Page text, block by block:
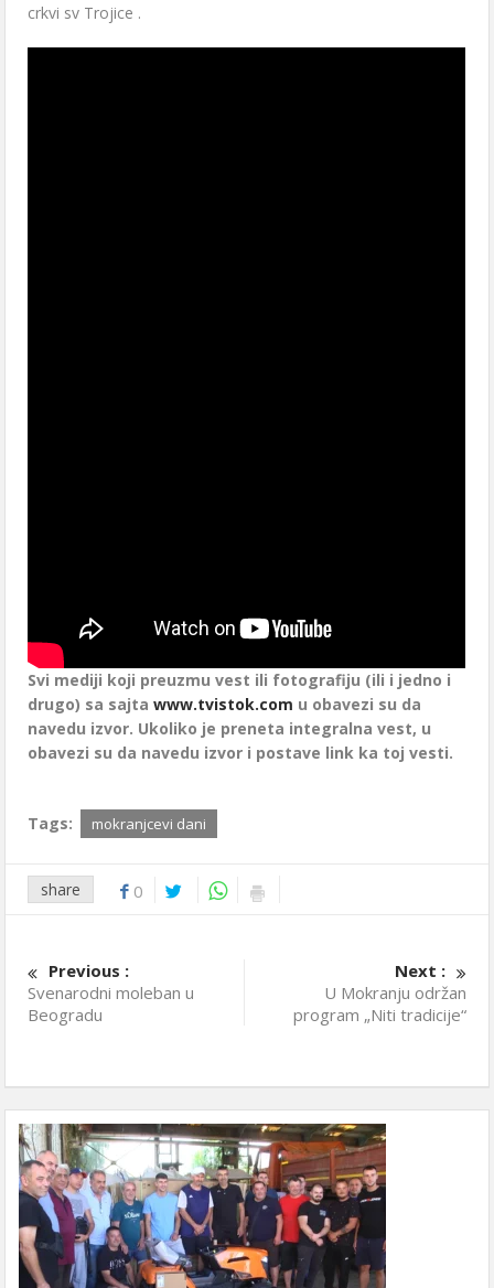
crkvi sv Trojice .
Svi mediji koji preuzmu vest ili fotografiju (ili i jedno i
drugo) sa sajtawww.tvistok.com u obavezi su da
navedu izvor. Ukoliko je preneta integralna vest, u
obavezi su da navedu izvor i postave link ka toj vesti.
Tags: mokranjcevi dani
share 0
Previous :
Svenarodni moleban u
Beogradu
Next :
U Mokranju održan
program „Niti tradicije“